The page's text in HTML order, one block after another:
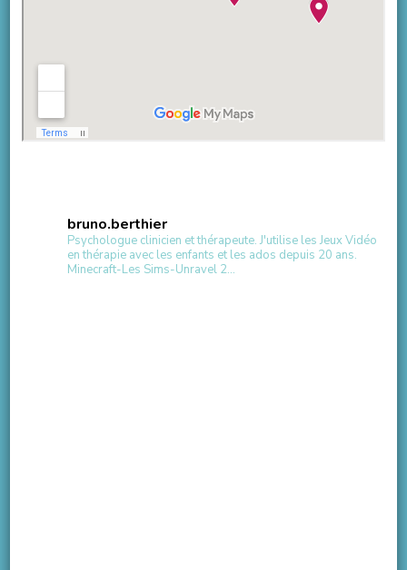
bruno.berthier
Psychologue clinicien et thérapeute.J'utilise les Jeux Vidéo
en thérapie avec les enfants et les ados depuis 20 ans.
Minecraft-Les Sims-Unravel 2...